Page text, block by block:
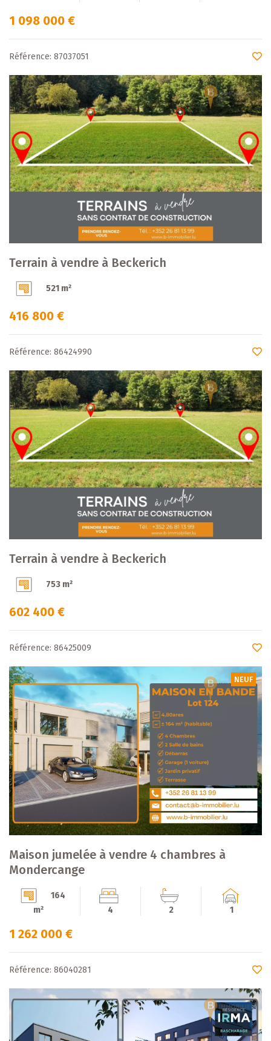
1 098 000 €
Référence: 87037051
Terrain à vendre à Beckerich
521 m²
416 800 €
Référence: 86424990
Terrain à vendre à Beckerich
753 m²
602 400 €
Référence: 86425009
NEUF
Maison jumelée à vendre 4 chambres à
Mondercange
164
m²
4 2 1
1 262 000 €
Référence: 86040281